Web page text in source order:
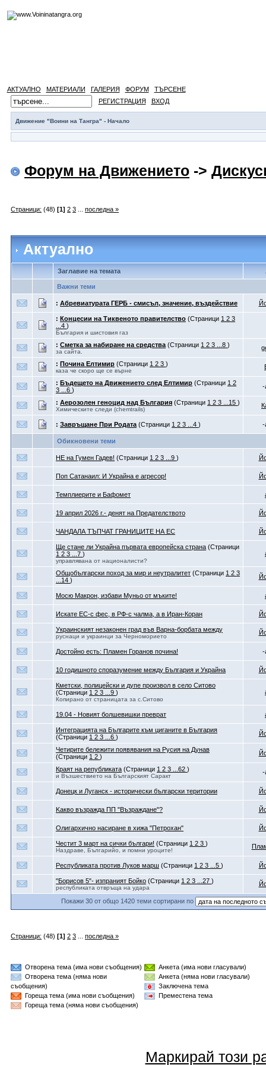
АКТУАЛНО МАТЕРИАЛИ ГАЛЕРИЯ ФОРУМ
ТЪРСЕНЕ
РЕГИСТРАЦИЯ
ВХОД
Движение "Воини на Тангра" - Начало
Форум на Движението ->
Страници: (48)[1] 2 3 ...последна »
Актуално
Заглавие на темата
Важни теми
:Абревиатурата ГЕРБ - смисъл, значение, въздействие
:Концесии на Тиквеното правителство (Страници 123
...4)
България и шистовия газ
:Сметка за набиране на средства (Страници 123 ...8)
за сайта.
:Почина Елтимир (Страници 123)
каза че скоро ще се върне
:Бъдещето на Движението след Елтимир (Страници 12
3
...6) -
:Аерозолен геноцид над България (Страници 123 ...15)
Химическите следи (chemtrails)
:Завръщане При Родата (Страници 123 ...4) -
Обикновени теми
НЕ на Гумен Гадев! (Страници 123 ...9)
Поп Сатанаил: И Украйна е агресор!
Темплиерите и Бафомет
19 април 2026 г.- денят на Предателството
ЧАНДАЛА ТЪПЧАТ ГРАНИЦИТЕ НА ЕС
Ще стане ли Украйна първата европейска страна (Страници
123 ...7)
управлявана от националисти?
Общобългарски поход за мир и неутралитет (Страници 123
...14)
Мосю Макрон, избави Муньо от мъките!
Искате ЕС-с фес, в РФ-с чалма, а в Иран-Коран
Украинският незаконен град във Варна-борбата между
руснаци и украинци за Черноморието
Достойно есть: Пламен Горанов почина! -
10 годишното споразумение между България и Украйна
Кметски, полицейски и дупе произвол в село Ситово
(Страници 123 ...9)
Копирано от страницата за с.Ситово
19.04 - Новият болшевишки преврат
Интеграцията на Българите към циганите в България
(Страници 123 ...6)
Четирите бележити появявания на Русия на Дунав
(Страници 12)
Краят на републиката (Страници 123 ...62)
и Възшествието на Българският Саракт
-
Донецк и Луганск - исторически български територии
Kaкво възражда ПП "Възраждане"?
Олигархично насиране в хижа "Петрохан"
Честит 3 март на сички българи! (Страници 123)
Наздраве, Българийо, и помни уроците!
Республиката против Луков марш (Страници 123 ...5)
"Борисов 5"- изпраният Бойко (Страници 123 ...27)
республиката отвръща на удара
Покажи 30 от общо 1420 теми сортирани по
Страници: (48)[1] 2 3 ...последна »
Отворена тема (има нови съобщения)
Отворена тема (няма нови
съобщения)
Гореща тема (има нови съобщения)
Гореща тема (няма нови съобщения)
Анкета (има нови гласували)
Анкета (няма нови гласували)
Заключена тема
Преместена тема
Маркирай този